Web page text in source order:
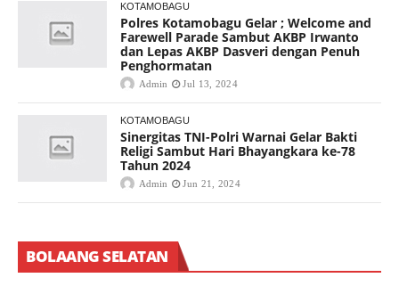
KOTAMOBAGU
Polres Kotamobagu Gelar ; Welcome and
Farewell Parade Sambut AKBP Irwanto
dan Lepas AKBP Dasveri dengan Penuh
Penghormatan
Admin Jul 13, 2024
KOTAMOBAGU
Sinergitas TNI-Polri Warnai Gelar Bakti
Religi Sambut Hari Bhayangkara ke-78
Tahun 2024
Admin Jun 21, 2024
BOLAANG SELATAN